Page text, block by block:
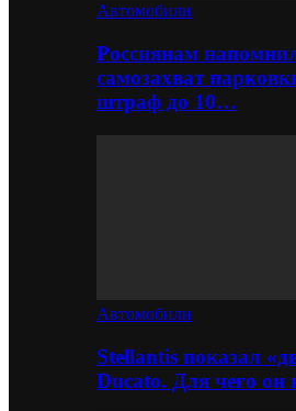
Автомобили
Россиянам
самозахват
штраф до 10…
Автомобили
Stellantis показал
Ducato. Для чего он